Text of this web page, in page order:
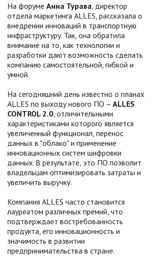
На форуме Анна Турава, директор
отдела маркетинга ALLES, рассказала о
внедрении инноваций в транспортную
инфраструктуру. Так, она обратила
внимание на то, как технологии и
разработки дают возможность сделать
компанию самостоятельной, гибкой и
умной.
На сегодняшний день известно о планах
ALLES по выходу нового ПО – ALLES
CONTROL 2.0, отличительными
характеристиками которого является
увеличенный функционал, перенос
данных в "облако" и применение
инновационных систем шифровки
данных. В результате, это ПО позволит
владельцам оптимизировать затраты и
увеличить выручку.
Компания ALLES часто становится
лауреатом различных премий, что
подтверждает востребованность
продукта, его инновационность и
значимость в развитии
предпринимательства в стране.